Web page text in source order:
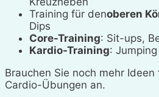
Training für denoberen
Dips
Core-Training: Sit-ups,
Kardio-Training:
Brauchen Sie noch mehr
Cardio-Übungen an.